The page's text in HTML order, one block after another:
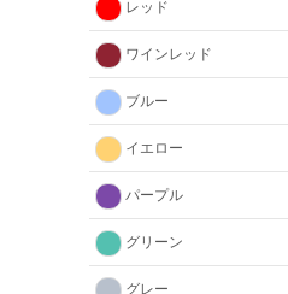
レッド
ワインレッド
ブルー
イエロー
パープル
グリーン
グレー